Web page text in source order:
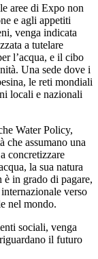
aree di Expo non
e agli appetiti
venga indicata
a tutelare
l’acqua, e il cibo
Una sede dove i
le reti mondiali
locali e nazionali
Water Policy,
che assumano una
concretizzare
la sua natura
in grado di pagare,
verso
nel mondo.
sociali, venga
il futuro